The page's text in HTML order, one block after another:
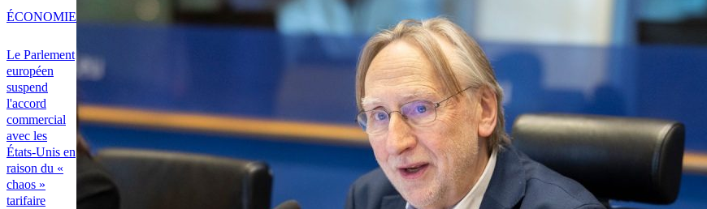
Le Parlement
européen
suspend
l'accord
commercial
avec les
États-Unis en
raison du «
chaos »
tarifaire
ÉCONOMIE